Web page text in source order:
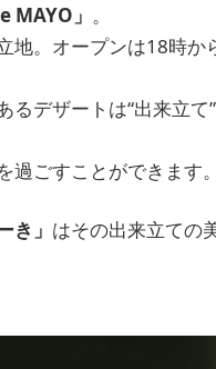
MAYO」 。
。オープンは18時か
デザートは“出来立
ごすことができます。
き」 はその出来立ての